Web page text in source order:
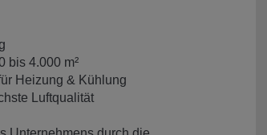
bis 4.000 m²
Heizung & Kühlung
Luftqualität